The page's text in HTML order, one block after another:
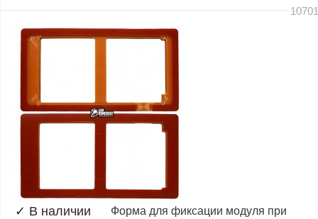
✓ В наличии
Форма для фиксации модуля при